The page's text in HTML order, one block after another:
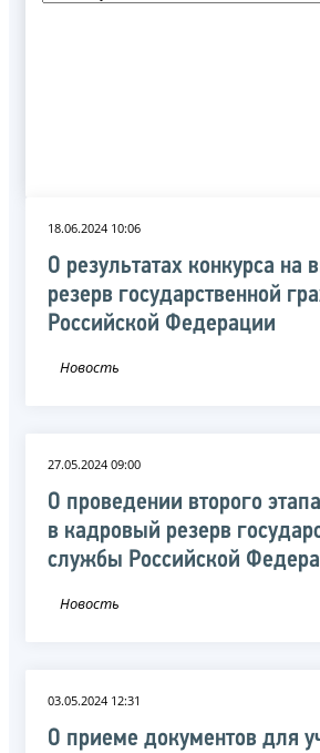
18.06.2024 10:06
О результатах конкурса
резерв государственной
Российской Федерации
Новость
27.05.2024 09:00
О проведении второго
в кадровый резерв
службы Российской
Новость
03.05.2024 12:31
О приеме документов для